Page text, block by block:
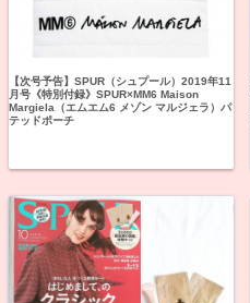
【次号予告】SPUR（シュプール）2019年11
月号《特別付録》SPUR×MM6 Maison
Margiela（エムエム6 メゾン マルジェラ）パ
テッドポーチ